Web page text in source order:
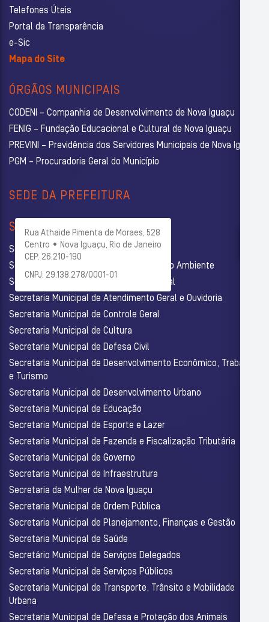
Telefones Úteis
Portal da Transparência
e-Sic
Mapa do Site
ÓRGÃOS MUNICIPAIS
CODENI – Companhia de Desenvolvimento de Nova Iguaçu
FENIG – Fundação Educacional e Cultural de Nova Iguaçu
PREVINI – Previdência dos Servidores Municipais de Nova Iguaçu
PGM – Procuradoria Geral do Município
SEDE DA PREFEITURA
Rua Athaide Pimenta de Moraes, 528
Centro • Nova Iguaçu, Rio de Janeiro
CEP: 26.210-190
CNPJ: 29.138.278/0001-01
SECRETARIAS
Secretaria Municipal de Administração
Secretaria Municipal de Agricultura e Meio Ambiente
Secretaria Municipal de Assistência Social
Secretaria Municipal de Atendimento Geral e Ouvidoria
Secretaria Municipal de Controle Geral
Secretaria Municipal de Cultura
Secretaria Municipal de Defesa Civil
Secretaria Municipal de Desenvolvimento Econômico, Trabalho
e Turismo
Secretaria Municipal de Desenvolvimento Urbano
Secretaria Municipal de Educação
Secretaria Municipal de Esporte e Lazer
Secretaria Municipal de Fazenda e Fiscalização Tributária
Secretaria Municipal de Governo
Secretaria Municipal de Infraestrutura
Secretaria da Mulher de Nova Iguaçu
Secretaria Municipal de Ordem Pública
Secretaria Municipal de Planejamento, Finanças e Gestão
Secretaria Municipal de Saúde
Secretário Municipal de Serviços Delegados
Secretaria Municipal de Serviços Públicos
Secretaria Municipal de Transporte, Trânsito e Mobilidade
Urbana
Secretaria Municipal de Defesa e Proteção dos Animais